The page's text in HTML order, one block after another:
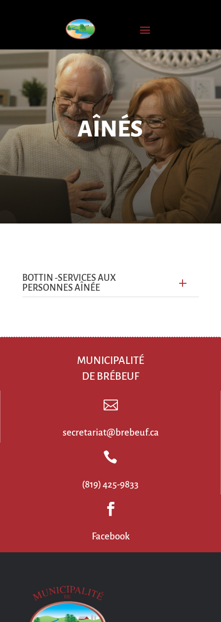
AÎNÉS
BOTTIN -SERVICES AUX
PERSONNES AÎNÉE
MUNICIPALITÉ
DE BRÉBEUF

secretariat@brebeuf.ca

(819) 425-9833

Facebook
L'INFOLETTRE
complet
Courriel
*
JE
M'ABONNE